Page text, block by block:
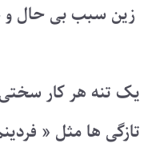
زین سبب بی حال و
یک تنه هر کار
تازگی ها مثل «